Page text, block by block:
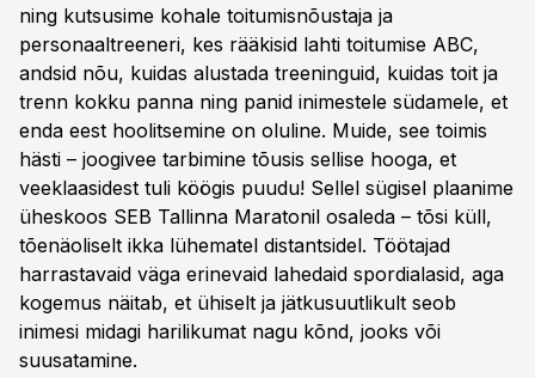
ning kutsusime kohale toitumisnõustaja ja
personaaltreeneri, kes rääkisid lahti toitumise ABC,
andsid nõu, kuidas alustada treeninguid, kuidas toit ja
trenn kokku panna ning panid inimestele südamele, et
enda eest hoolitsemine on oluline. Muide, see toimis
hästi – joogivee tarbimine tõusis sellise hooga, et
veeklaasidest tuli köögis puudu! Sellel sügisel plaanime
üheskoos SEB Tallinna Maratonil osaleda – tõsi küll,
tõenäoliselt ikka lühematel distantsidel. Töötajad
harrastavaid väga erinevaid lahedaid spordialasid, aga
kogemus näitab, et ühiselt ja jätkusuutlikult seob
inimesi midagi harilikumat nagu kõnd, jooks või
suusatamine.